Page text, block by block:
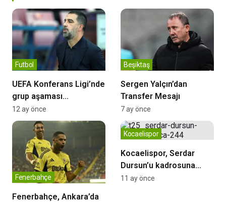
UEFA Konferans Ligi’nde
grup aşaması
tamamlandı! İşte katılan
takımlar
Futbol
12 ay önce
Sergen Yalçın’dan
Transfer Mesajı
Beşiktaş
7 ay önce
Fenerbahçe, Ankara’da
Fenerbahçe
Kocaelispor, Serdar
Dursun’u kadrosuna
kattı
Kocaelispor
11 ay önce